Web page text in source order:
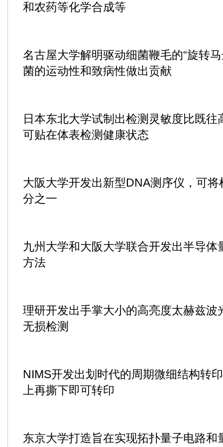
和农药等化学合成等
名古屋大学解明驱动细菌鞭毛的“旋转
菌的运动性和致病性做出贡献
日本东北大学试制出检测灵敏度比既
可贴在体表检测健康状态
大阪大学开发出新型DNA测序仪，可
分之一
九州大学和大阪大学联合开发出半导体
方法
理研开发出手掌大小的高亮度太赫兹波
无损检测
NIMS开发出划时代的周期微细结构转
上再撕下即可转印
东京大学打造旨在实现拓扑量子电路和